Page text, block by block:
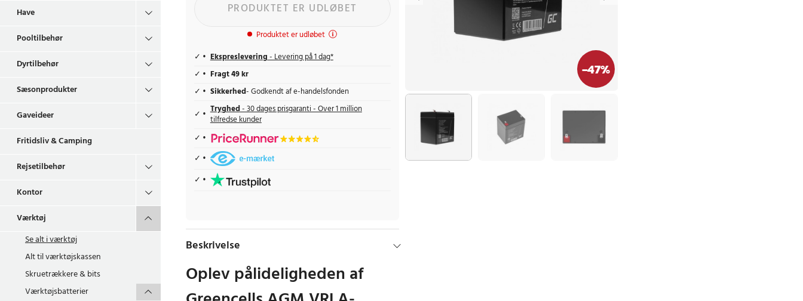
Have
Pooltilbehør
Dyrtilbehør
Sæsonprodukter
Gaveideer
Fritidsliv & Camping
Rejsetilbehør
Kontor
Værktøj
Se alt iværktøj
Alt til værktøjskassen
Skruetrækkere & bits
Værktøjsbatterier
-47%
PRODUKTET ER UDLØBET
Produktet er udløbet
Ekspreslevering- Levering på 1 dag*
Fragt 49 kr
Sikkerhed- Godkendt af e-handelsfonden
Tryghed- 30 dages prisgaranti - Over 1 million
tilfredse kunder
Beskrivelse
Oplev pålideligheden af